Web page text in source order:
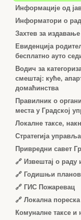
Информације од
Информатори о
Захтев за
Евиденција
бесплатно ауто
Водич за
смештај: куће,
домаћинства
Правилник о
места у Градској
Локалне таксе,
Стратегија
Привредни савет
🔗 Извештај о раду
🔗 Годишњи
🔗 ГИС Пожаревац
🔗 Локална
Комуналне таксе и